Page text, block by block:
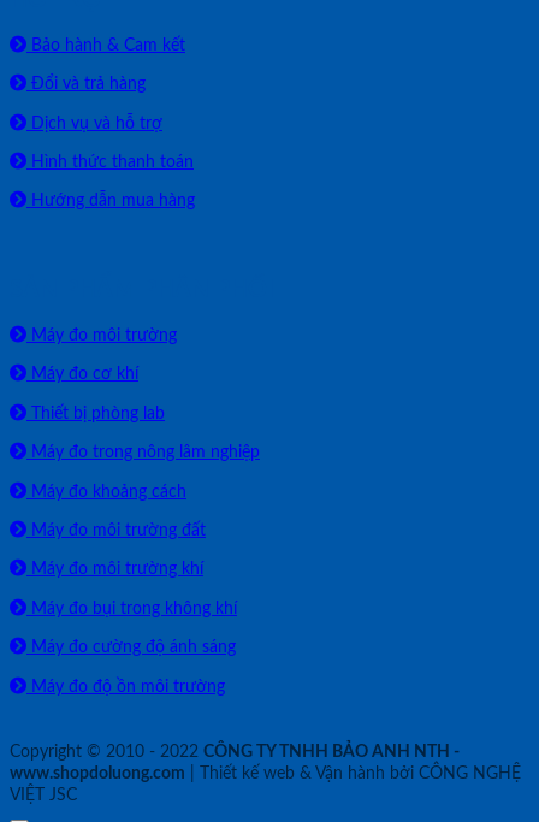
Bảo hành & Cam kết
Đổi và trả hàng
Dịch vụ và hỗ trợ
Hình thức thanh toán
Hướng dẫn mua hàng
Máy đo môi trường
Máy đo cơ khí
Thiết bị phòng lab
Máy đo trong nông lâm nghiệp
Máy đo khoảng cách
Máy đo môi trường đất
Máy đo môi trường khí
Máy đo bụi trong không khí
Máy đo cường độ ánh sáng
Máy đo độ ồn môi trường
Copyright © 2010 - 2022 CÔNG TY TNHH BẢO ANH NTH -
www.shopdoluong.com | Thiết kế web & Vận hành bởi CÔNG NGHỆ
VIỆT JSC